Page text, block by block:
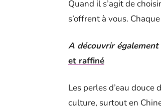
Quand il s’agit de
s’offrent à vous.
A découvrir également
et raffiné
Les perles d’eau
culture, surtout en